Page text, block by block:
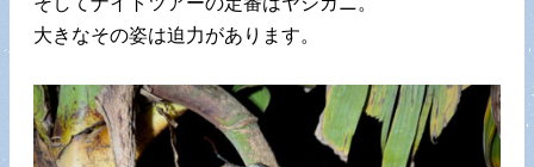
大きなその姿は迫力があります。